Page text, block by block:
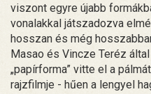
viszont egyre újabb
vonalakkal játszadozva
hosszan és még
Masao és Vincze Teréz
„papírforma” vitte el a
rajzfilmje - hűen a lengyel